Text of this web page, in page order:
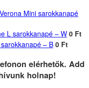
Verona Mini sarokkanapé
L sarokkanapé – W 0 Ft
– B0 Ft
elérhetők. Add
holnap!